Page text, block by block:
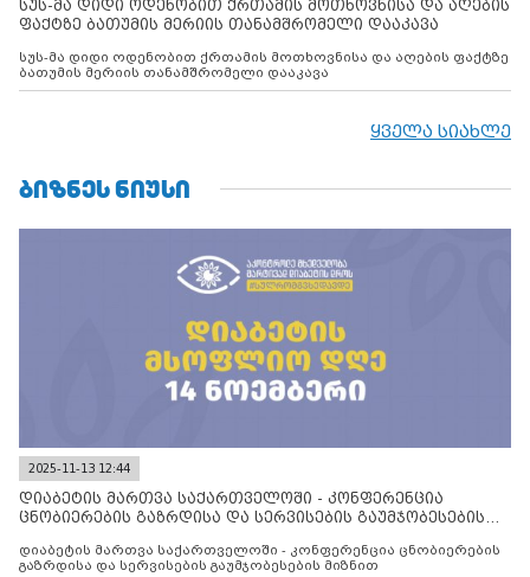
სუს-მა დიდი ოდენობით ქრთამის მოთხოვნისა და აღების
ფაქტზე ბათუმის მერიის თანამშრომელი დააკავა
სუს-მა დიდი ოდენობით ქრთამის მოთხოვნისა და აღების ფაქტზე
ბათუმის მერიის თანამშრომელი დააკავა
ყველა სიახლე
ᲑᲘᲖᲜᲔᲡ ᲜᲘᲣᲡᲘ
2025-11-13 12:44
დიაბეტის მართვა საქართველოში - კონფერენცია
ცნობიერების გაზრდისა და სერვისების გაუმჯობესების
დიაბეტის მართვა საქართველოში - კონფერენცია ცნობიერების
გაზრდისა და სერვისების გაუმჯობესების მიზნით